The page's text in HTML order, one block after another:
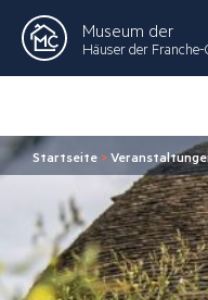
Museum der
Häuser der Franche-
Startseite >